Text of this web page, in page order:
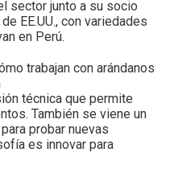
sector junto a su socio
EE.UU., con variedades
en Perú.
trabajan con arándanos
técnica que permite
También se viene un
probar nuevas
es innovar para